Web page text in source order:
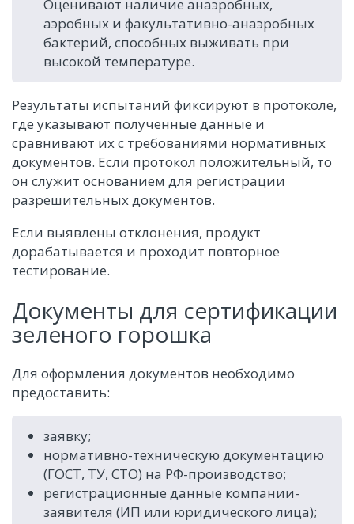
Оценивают наличие анаэробных,
аэробных и факультативно-анаэробных
бактерий, способных выживать при
высокой температуре.
Результаты испытаний фиксируют в протоколе,
где указывают полученные данные и
сравнивают их с требованиями нормативных
документов. Если протокол положительный, то
он служит основанием для регистрации
разрешительных документов.
Если выявлены отклонения, продукт
дорабатывается и проходит повторное
тестирование.
Документы для сертификации
зеленого горошка
Для оформления документов необходимо
предоставить:
заявку;
нормативно-техническую документацию
(ГОСТ, ТУ, СТО) на РФ-производство;
регистрационные данные компании-
заявителя (ИП или юридического лица);